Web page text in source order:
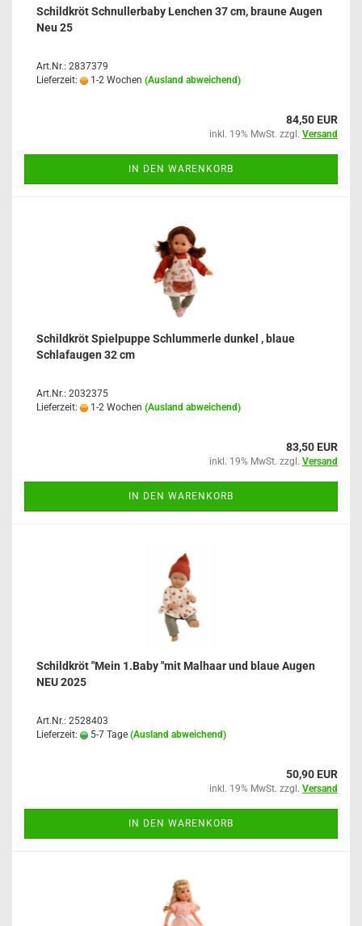
Schildkröt Schnullerbaby Lenchen 37 cm, braune Augen
Neu 25
Art.Nr.: 2837379
Lieferzeit:
1-2 Wochen (Ausland abweichend)
84,50 EUR
inkl. 19% MwSt. zzgl. Versand
IN DEN WARENKORB
Schildkröt Spielpuppe Schlummerle dunkel , blaue
Schlafaugen 32 cm
Art.Nr.: 2032375
Lieferzeit:
1-2 Wochen (Ausland abweichend)
83,50 EUR
inkl. 19% MwSt. zzgl. Versand
IN DEN WARENKORB
Schildkröt "Mein 1.Baby "mit Malhaar und blaue Augen
NEU 2025
Art.Nr.: 2528403
Lieferzeit:
5-7 Tage (Ausland abweichend)
50,90 EUR
inkl. 19% MwSt. zzgl. Versand
IN DEN WARENKORB